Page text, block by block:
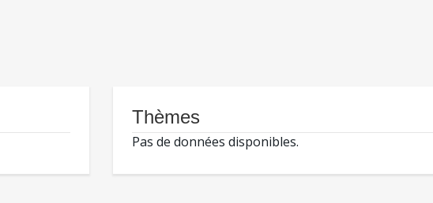
Thèmes
Pas de données disponibles.